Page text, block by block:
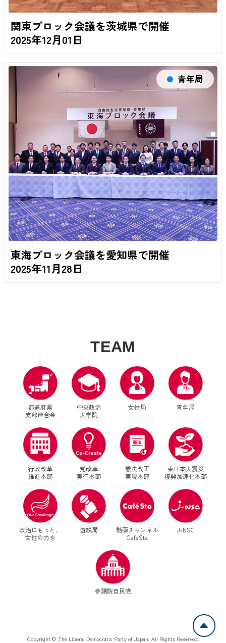
関東ブロック会議を茨城県で開催
2025年12月01日
青年局
東海ブロック会議を愛知県で開催
2025年11月28日
TEAM
都道府県
支部連合会
中央政治
大学院
女性局 青年局
行政改革
推進本部
党改革
実行本部
憲法改正
実現本部
東日本大震災
復興加速化本部
政治にもっと、
女性の力を
別ウィンドウリンク
遊説局
別ウィンドウリンク
動画チャンネル
CafeSta
J-NSC
参議院自民党
別ウィンドウリンク
Copyright © The Liberal Democratic Party of Japan. All Rights Reserved.
ペ